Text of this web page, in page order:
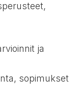
ja
sopimukset